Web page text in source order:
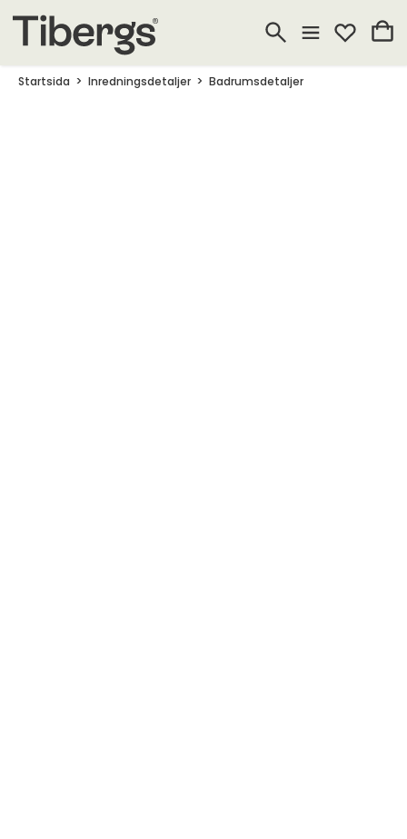
Startsida Inredningsdetaljer Badrumsdetaljer